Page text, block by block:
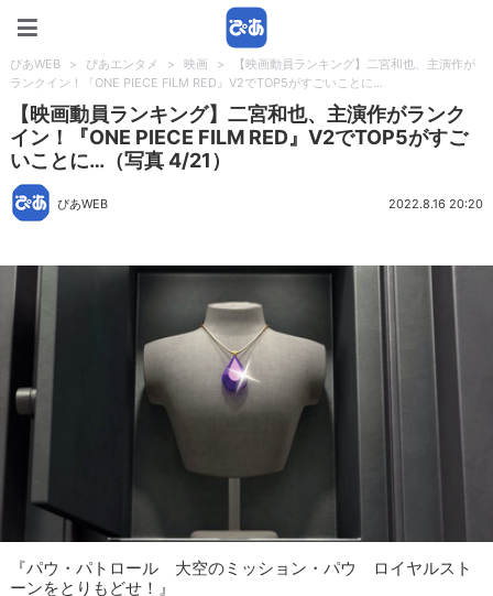
ぴあWEB > ぴあエンタメ > 映画 >
【映画動員ランキング】二宮和也、主演作が
ランクイン！『ONE PIECE FILM RED』V2でTOP5がすごいことに…
【映画動員ランキング】二宮和也、主演作がランク
イン！『ONE PIECE FILM RED』V2でTOP5がすご
いことに…（写真 4/21）
ぴあWEB 2022.8.16 20:20
『パウ・パトロール 大空のミッション・パウ ロイヤルスト
ーンをとりもどせ！』